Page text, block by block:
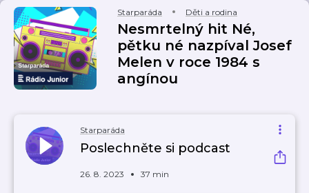
Starparáda Děti a rodina
Nesmrtelný hit Né,
pětku né nazpíval Josef
Melen v roce 1984 s
angínou
Starparáda
Poslechněte si podcast
26. 8. 2023 37 min